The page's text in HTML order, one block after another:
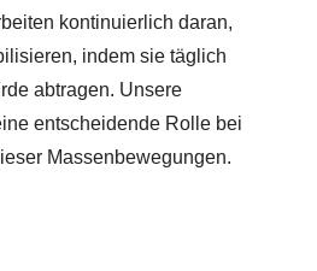
kontinuierlich daran,
indem sie täglich
abtragen. Unsere
entscheidende Rolle bei
Massenbewegungen.